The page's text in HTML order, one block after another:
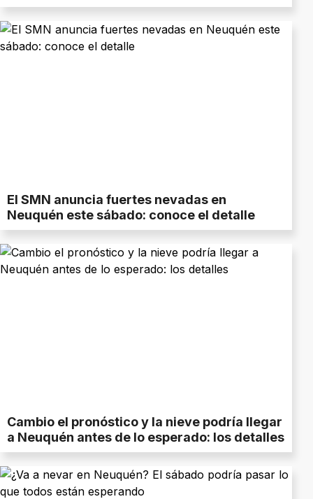
El SMN anuncia fuertes nevadas en
Neuquén este sábado: conoce el detalle
Cambio el pronóstico y la nieve podría llegar
a Neuquén antes de lo esperado: los detalles